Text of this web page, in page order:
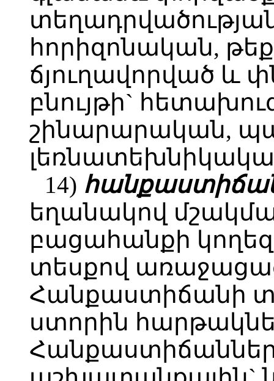
տեղադրվածության
հորիզոնական,
ճյուղավորված և
բնույթի`
շինարարական,
14)
եղանակով
բացահանքի
տեսքով
Հանքաստիճանի
ստորին